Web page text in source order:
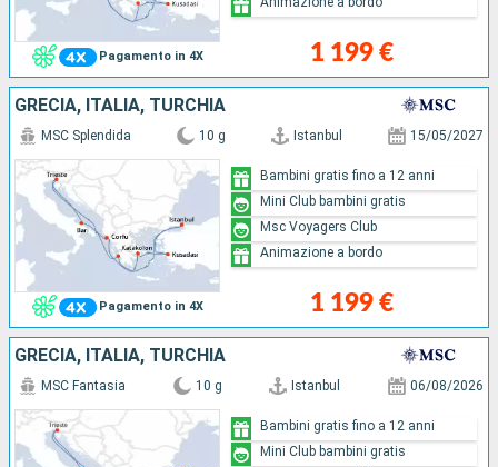
Pagamento in 4X 1 199 €
GRECIA, ITALIA, TURCHIA
Pagamento in 4X
MSC Splendida 10 g Istanbul 15/05/2027
1 199 €
Bambini gratis fino a 12 anni
Mini Club bambini gratis
Msc Voyagers Club
Animazione a bordo
GRECIA, ITALIA, TURCHIA
MSC Fantasia 10 g Istanbul 06/08/2026
Bambini gratis fino a 12 anni
Mini Club bambini gratis